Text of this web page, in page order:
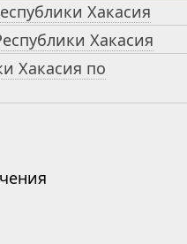
Хакасия
Хакасия
Хакасия по